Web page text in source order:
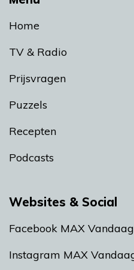
Home
TV & Radio
Prijsvragen
Puzzels
Recepten
Podcasts
Websites & Social
Facebook MAX Vandaag
Instagram MAX